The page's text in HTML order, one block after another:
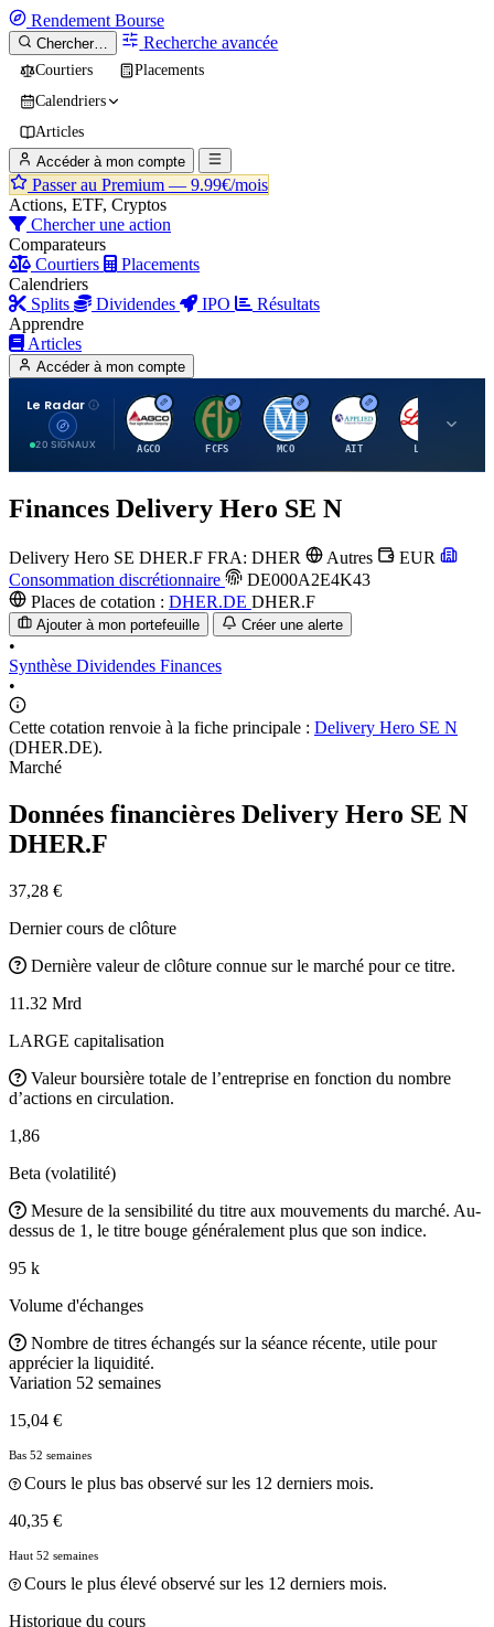
Rendement Bourse
Chercher… Recherche avancée
Courtiers
Placements
Calendriers
Articles
Accéder à mon compte
Passer au Premium — 9.99€/mois
Actions, ETF, Cryptos
Chercher une action
Comparateurs
Courtiers
Placements
Calendriers
Splits
Dividendes IPO
Résultats
Apprendre
Articles
Accéder à mon compte
Le Radar
20 SIGNAUX
A
AGCO
F
FCFS
M
MCO
A
AIT
Finances Delivery Hero SE N
Delivery Hero SE DHER.F FRA: DHER Autres
EUR
Consommation discrétionnaire
DE000A2E4K43
Places de cotation : DHER.DE DHER.F
Ajouter à mon portefeuille Créer une alerte
•
Synthèse Dividendes Finances
•
Cette cotation renvoie à la fiche principale : Delivery Hero SE N
(DHER.DE).
Marché
Données financières Delivery Hero SE N
DHER.F
37,28 €
Dernier cours de clôture
Dernière valeur de clôture connue sur le marché pour ce titre.
11.32 Mrd
LARGE capitalisation
Valeur boursière totale de l’entreprise en fonction du nombre
d’actions en circulation.
1,86
Beta (volatilité)
Mesure de la sensibilité du titre aux mouvements du marché. Au-
dessus de 1, le titre bouge généralement plus que son indice.
95 k
Volume d'échanges
Nombre de titres échangés sur la séance récente, utile pour
apprécier la liquidité.
Variation 52 semaines
15,04 €
Bas 52 semaines
Cours le plus bas observé sur les 12 derniers mois.
40,35 €
Haut 52 semaines
Cours le plus élevé observé sur les 12 derniers mois.
Historique du cours